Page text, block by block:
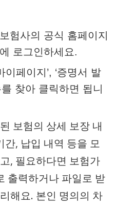
험사의 공식 홈페이지
로그인하세요.
이페이지’, ‘증명서 발
찾아 클릭하면 됩니
보험의 상세 보장 내
간, 납입 내역 등을 모
, 필요하다면 보험가
출력하거나 파일로 받
해요. 본인 명의의 차